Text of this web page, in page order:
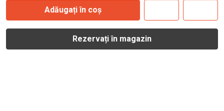
Adăugați în coș
Rezervați în magazin